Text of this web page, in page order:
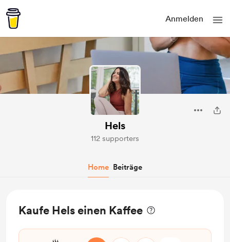
Anmelden
Hels
112 supporters
Home Beiträge
Kaufe Hels einen Kaffee